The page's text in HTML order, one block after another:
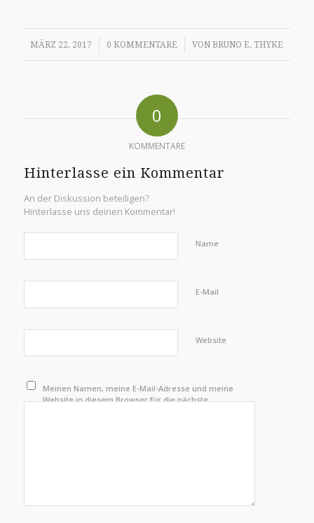
MÄRZ 22, 2017
/ 0 KOMMENTARE
/ VONBRUNO E. THYKE
0
KOMMENTARE
Hinterlasse ein Kommentar
An der Diskussion beteiligen?
Hinterlasse uns deinen Kommentar!
Name
E-Mail
Website
Meinen Namen, meine E-Mail-Adresse und meine
Website in diesem Browser für die nächste